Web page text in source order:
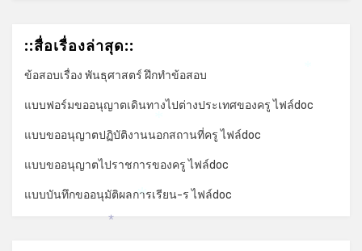
::สื่อเรื่องล่าสุด::
ข้อสอบเรื่อง พันธุศาสตร์ ฝึกทำข้อสอบ
แบบฟอร์มขออนุญาตเดินทางไปต่างประเทศของครู ไฟล์doc
แบบขออนุญาตปฏิบัติงานนอกสถานที่ครู ไฟล์doc
แบบขออนุญาตไปราชการของครู ไฟล์doc
แบบบันทึกขออนุมัติผลการเรียน-ร ไฟล์doc
*